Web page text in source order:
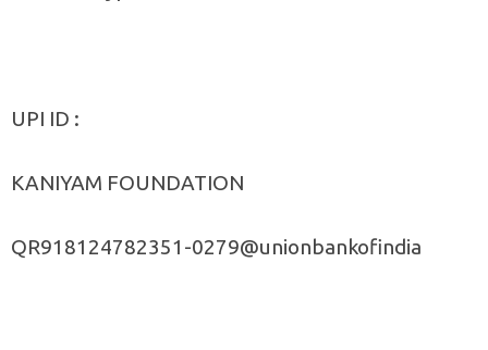
UPI ID :
KANIYAM FOUNDATION
QR918124782351-0279@unionbankofindia